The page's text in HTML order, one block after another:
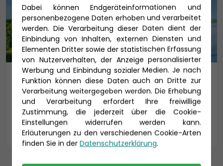
MS Sans Souci
PLANTOURS Kreuzfahrten
Details
Dabei können Endgeräteinformationen und
personenbezogene Daten erhoben und verarbeitet
werden. Die Verarbeitung dieser Daten dient der
Einbindung von Inhalten, externen Diensten und
Elementen Dritter sowie der statistischen Erfassung
von Nutzerverhalten, der Anzeige personalisierter
Werbung und Einbindung sozialer Medien. Je nach
Funktion können diese Daten auch an Dritte zur
Verarbeitung weitergegeben werden. Die Erhebung
und Verarbeitung erfordert Ihre freiwillige
Zustimmung, die jederzeit über die Cookie-
Einstellungen widerrufen werden kann.
Erläuterungen zu den verschiedenen Cookie-Arten
finden Sie in der Datenschutzerklärung.